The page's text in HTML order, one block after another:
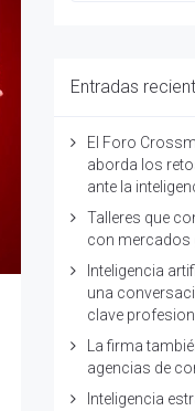
Entradas
El Foro
aborda los
ante la
Talleres que
con mercados
Inteligencia
una
clave
La firma
agencias de
Inteligencia